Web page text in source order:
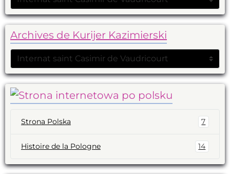
Archives de Kurijer Kazimierski
Strona Polska 7
Histoire de la Pologne 14